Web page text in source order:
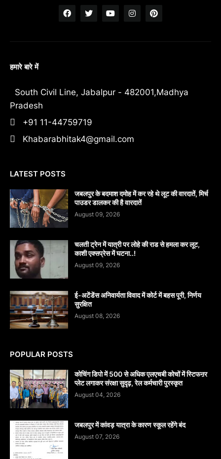
हमारे बारे में
South Civil Line, Jabalpur - 482001,Madhya
Pradesh
+91 11-44759719
Khabarabhitak4@gmail.com
LATEST POSTS
जबलपुर के बदमाश दमोह में कर रहे थे लूट की वारदातें, मिर्च
पाउडर डालकर की है वारदातें
August 09, 2026
चलती ट्रेन में यात्री पर लोहे की राड से हमला कर लूट,
काशी एक्सप्रेस में घटना..!
August 09, 2026
​ई-अटेंडेंस अनिवार्यता विवाद में कोर्ट में बहस पूरी, निर्णय
सुरक्षित
August 08, 2026
POPULAR POSTS
कोचिंग डिपो में 500 से अधिक एलएचबी कोचों में स्टिफऩर
प्लेट लगाकर संरक्षा सुदृढ़, रेल कर्मचारी पुरस्कृत
August 04, 2026
जबलपुर में कांवड़ यात्रा के कारण स्कूल रहेंगे बंद
August 07, 2026